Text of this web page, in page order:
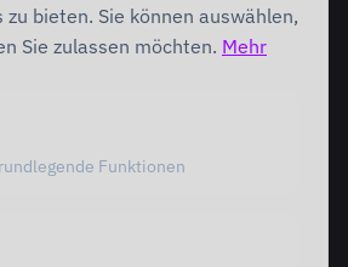
Performing
Branchenlösungen
Special Governance
bieten. Sie können auswählen,
Sie zulassen möchten. Mehr
Funktionen